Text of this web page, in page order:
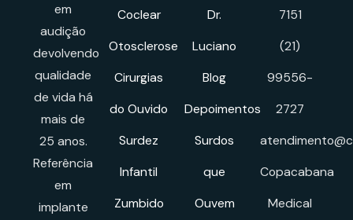
em
audição
devolvendo
qualidade
de vida há
mais de
25 anos.
Referência
em
implante
Coclear
Otosclerose
Cirurgias
do Ouvido
Surdez
Infantil
Zumbido
Dr.
Luciano
Blog
Depoimentos
Surdos
que
Ouvem
7151
(21)
99556-
2727
Copacabana
Medical